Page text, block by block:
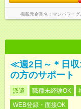
掲載元企業名 マンパワー
≪週2日～＊日
の方のサポート
派遣 職種未経験OK
WEB登録・面接OK